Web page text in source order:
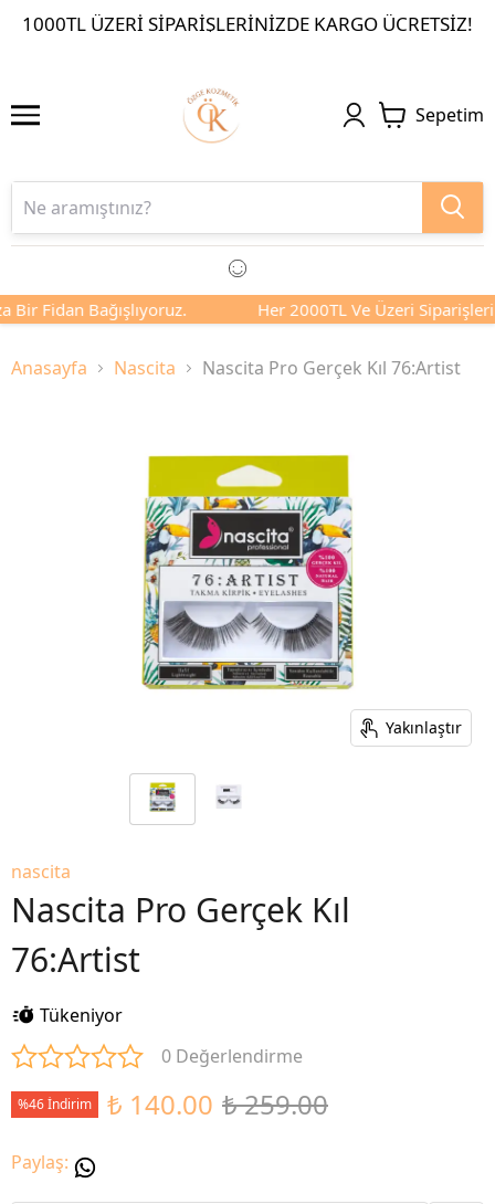
1000TL ÜZERI SIPARIŞLERINIZDE KARGO ÜCRETSIZ!
Sepetim
Fidan Bağışlıyoruz. Her 2000TL Ve Üzeri
Anasayfa Nascita Nascita Pro Gerçek Kıl 76:Artist
Yakınlaştır
nascita
Nascita Pro Gerçek Kıl
76:Artist
Tükeniyor
0 Değerlendirme
%46 İndirim ₺ 140.00 ₺ 259.00
Paylaş: